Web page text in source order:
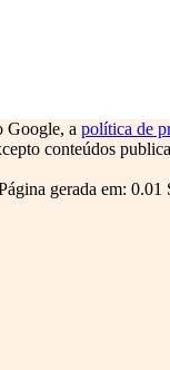
Google, a política de
conteúdos
gerada em: 0.01